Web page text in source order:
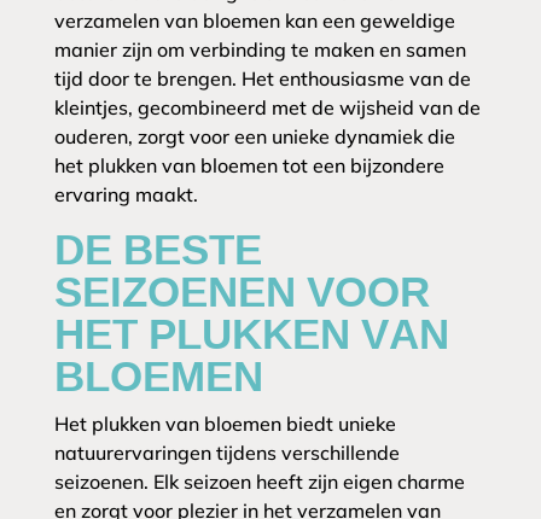
verzamelen van bloemen kan een geweldige
manier zijn om verbinding te maken en samen
tijd door te brengen. Het enthousiasme van de
kleintjes, gecombineerd met de wijsheid van de
ouderen, zorgt voor een unieke dynamiek die
het plukken van bloemen tot een bijzondere
ervaring maakt.
DE BESTE
SEIZOENEN VOOR
HET PLUKKEN VAN
BLOEMEN
Het plukken van bloemen biedt unieke
natuurervaringen tijdens verschillende
seizoenen. Elk seizoen heeft zijn eigen charme
en zorgt voor plezier in het verzamelen van